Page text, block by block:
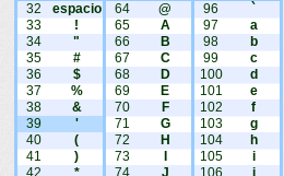
32
espacio
33
!
34
"
35
#
36
$
37
%
38
&
39
'
40
(
41
)
42
*
64
@
65
A
66
B
67
C
68
D
69
E
70
F
71
G
72
H
73
74
J
96
`
97
a
98
b
99
c
100
d
101
e
102
f
103
g
104
h
105
i
106
j